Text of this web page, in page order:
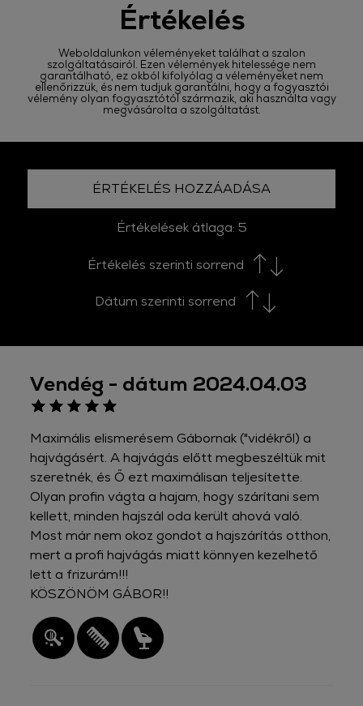
Értékelés
Weboldalunkon véleményeket találhat a szalon
szolgáltatásairól. Ezen vélemények hitelessége nem
garantálható, ez okból kifolyólag a véleményeket nem
ellenőrizzük, és nem tudjuk garantálni, hogy a fogyasztói
vélemény olyan fogyasztótól származik, aki használta vagy
megvásárolta a szolgáltatást.
ÉRTÉKELÉS HOZZÁADÁSA
Értékelések átlaga: 5
Értékelés szerinti sorrend
Dátum szerinti sorrend
Vendég - dátum 2024.04.03
Maximális elismerésem Gábornak ("vidékről) a
hajvágásért. A hajvágás előtt megbeszéltük mit
szeretnék, és Ő ezt maximálisan teljesítette.
Olyan profin vágta a hajam, hogy szárítani sem
kellett, minden hajszál oda került ahová való.
Most már nem okoz gondot a hajszárítás otthon,
mert a profi hajvágás miatt könnyen kezelhető
lett a frizurám!!!
KÖSZÖNÖM GÁBOR!!